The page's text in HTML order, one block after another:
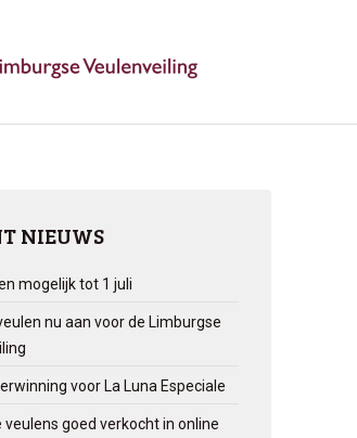
NIEUWS
mogelijk tot 1 juli
nu aan voor de Limburgse
voor La Luna Especiale
veulens goed verkocht in online